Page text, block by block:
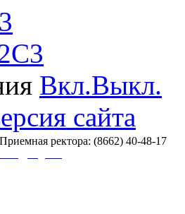
C3
Вкл.Выкл.
сайта
Приемная ректора: (8662) 40-48-17